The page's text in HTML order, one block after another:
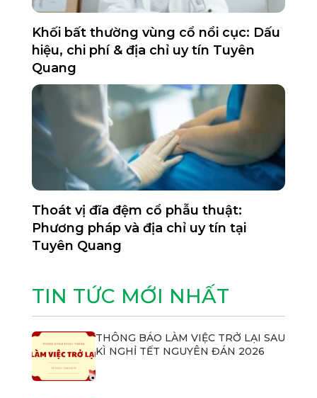
Khối bất thường vùng cổ nổi cục: Dấu
hiệu, chi phí & địa chỉ uy tín Tuyên
Quang
Thoát vị đĩa đệm cổ phẫu thuật:
Phương pháp và địa chỉ uy tín tại
Tuyên Quang
TIN TỨC MỚI NHẤT
THÔNG BÁO LÀM VIỆC TRỞ LẠI SAU
KÌ NGHỈ TẾT NGUYÊN ĐÁN 2026